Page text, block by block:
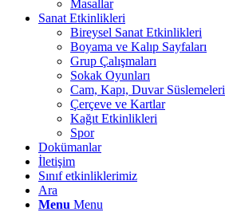
Masallar
Sanat Etkinlikleri
Bireysel Sanat Etkinlikleri
Boyama ve Kalıp Sayfaları
Grup Çalışmaları
Sokak Oyunları
Cam, Kapı, Duvar Süslemeleri
Çerçeve ve Kartlar
Kağıt Etkinlikleri
Spor
Dokümanlar
İletişim
Sınıf etkinliklerimiz
Ara
Menu Menu